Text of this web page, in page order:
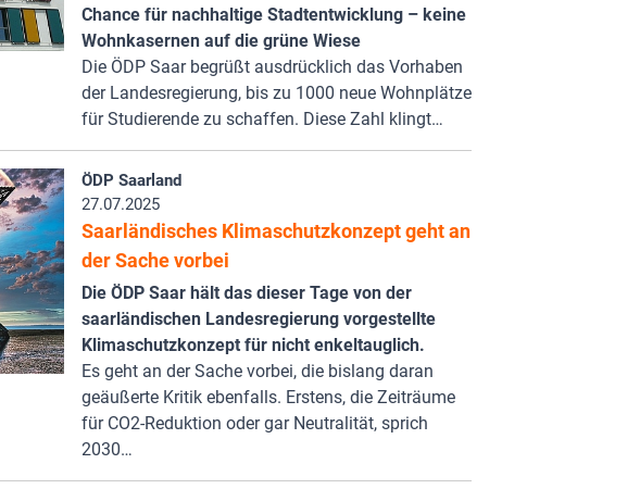
Chance für nachhaltige Stadtentwicklung – keine
Wohnkasernen auf die grüne Wiese
Die ÖDP Saar begrüßt ausdrücklich das Vorhaben
der Landesregierung, bis zu 1000 neue Wohnplätze
für Studierende zu schaffen. Diese Zahl klingt…
ÖDP Saarland
27.07.2025
Saarländisches Klimaschutzkonzept geht an
der Sache vorbei
Die ÖDP Saar hält das dieser Tage von der
saarländischen Landesregierung vorgestellte
Klimaschutzkonzept für nicht enkeltauglich.
Es geht an der Sache vorbei, die bislang daran
geäußerte Kritik ebenfalls. Erstens, die Zeiträume
für CO2-Reduktion oder gar Neutralität, sprich
2030…